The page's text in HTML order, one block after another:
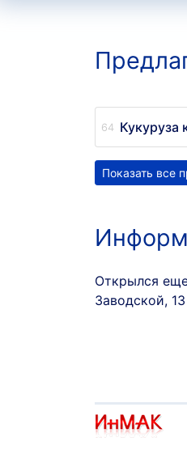
Кукуруза
Показать все
Открылся
Заводской,